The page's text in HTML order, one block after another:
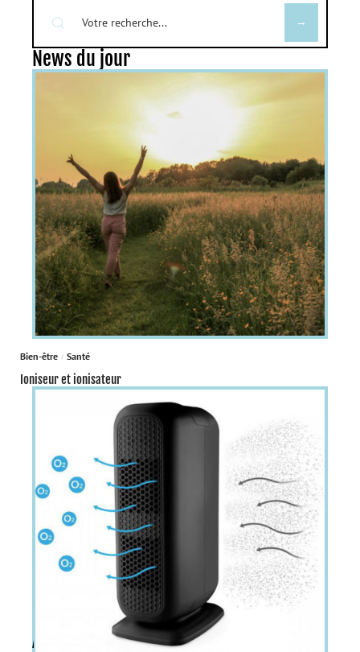
News du jour
Bien-être Santé
Ioniseur et ionisateur
À la une